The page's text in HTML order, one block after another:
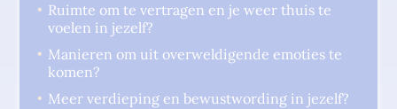
Ruimte om te vertragen en je weer thuis te
voelen in jezelf?
Manieren om uit overweldigende emoties te
komen?
Meer verdieping en bewustwording in jezelf?